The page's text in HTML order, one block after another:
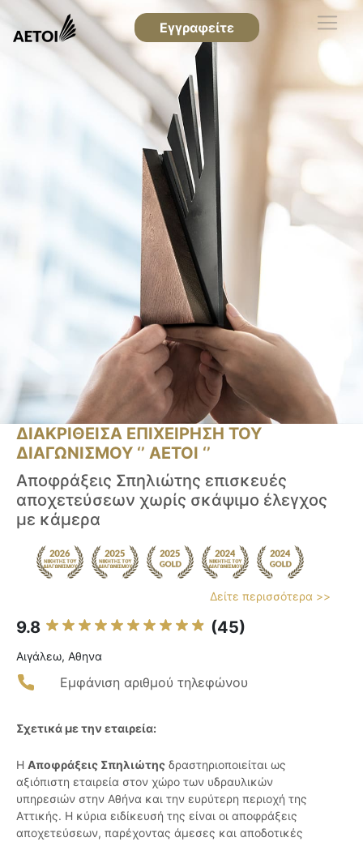
Εγγραφείτε
ΔΙΑΚΡΙΘΕΙΣΑ ΕΠΙΧΕΙΡΗΣΗ ΤΟΥ
ΔΙΑΓΩΝΙΣΜΟΥ ‘’ ΑΕΤΟΙ ‘’
Αποφράξεις Σπηλιώτης επισκευές
αποχετεύσεων χωρίς σκάψιμο έλεγχος
με κάμερα
Δείτε περισσότερα >>
9.8 (45)
Αιγάλεω, Αθηνα
Εμφάνιση αριθμού τηλεφώνου
Σχετικά με την εταιρεία:
Η Αποφράξεις Σπηλιώτης δραστηριοποιείται ως
αξιόπιστη εταιρεία στον χώρο των υδραυλικών
υπηρεσιών στην Αθήνα και την ευρύτερη περιοχή της
Αττικής. Η κύρια ειδίκευσή της είναι οι αποφράξεις
αποχετεύσεων, παρέχοντας άμεσες και αποδοτικές